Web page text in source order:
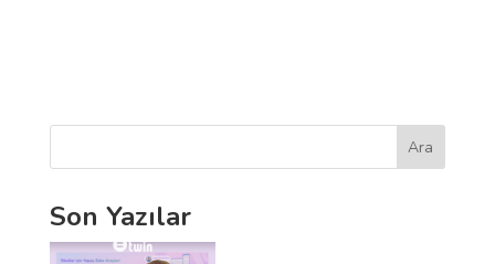
Ara
Son Yazılar